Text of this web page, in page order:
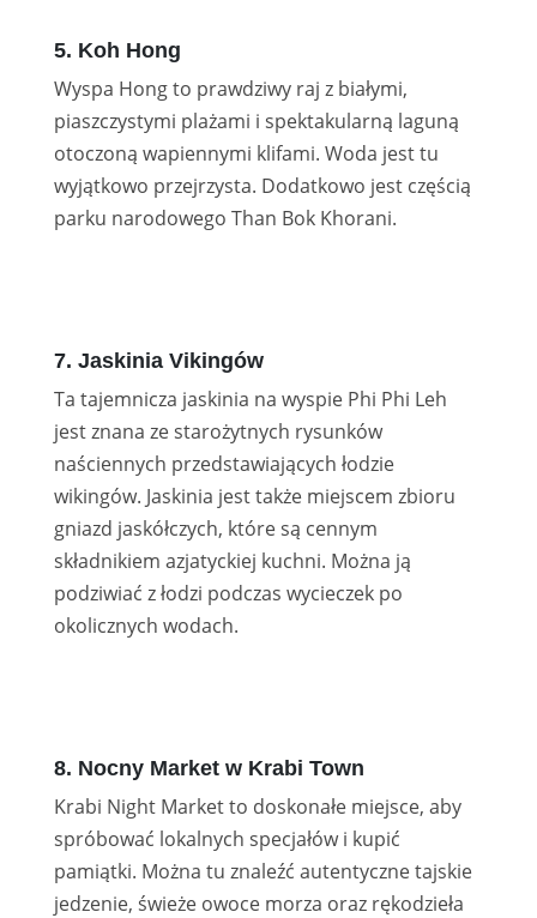
5. Koh Hong
Wyspa Hong to prawdziwy raj z białymi,
piaszczystymi plażami i spektakularną laguną
otoczoną wapiennymi klifami. Woda jest tu
wyjątkowo przejrzysta. Dodatkowo jest częścią
parku narodowego Than Bok Khorani.
7. Jaskinia Vikingów
Ta tajemnicza jaskinia na wyspie Phi Phi Leh
jest znana ze starożytnych rysunków
naściennych przedstawiających łodzie
wikingów. Jaskinia jest także miejscem zbioru
gniazd jaskółczych, które są cennym
składnikiem azjatyckiej kuchni. Można ją
podziwiać z łodzi podczas wycieczek po
okolicznych wodach.
8. Nocny Market w Krabi Town
Krabi Night Market to doskonałe miejsce, aby
spróbować lokalnych specjałów i kupić
pamiątki. Można tu znaleźć autentyczne tajskie
jedzenie, świeże owoce morza oraz rękodzieła